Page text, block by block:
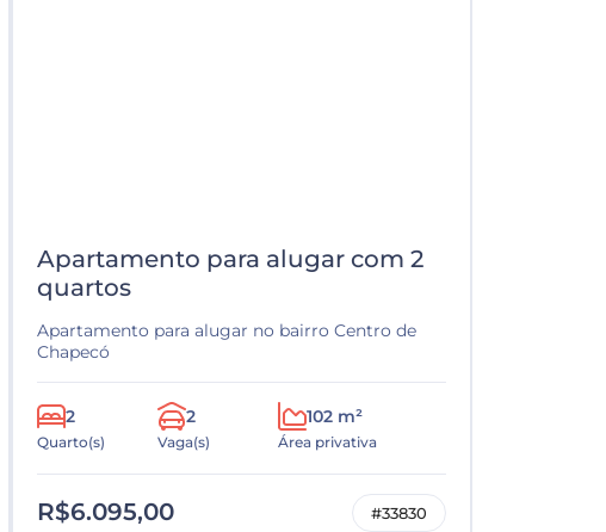
Apartamento para alugar com 2
quartos
Apartamento para alugar no bairro Centro de
Chapecó
2
Quarto(s)
2
Vaga(s)
102 m²
Área privativa
R$6.095,00 #33830